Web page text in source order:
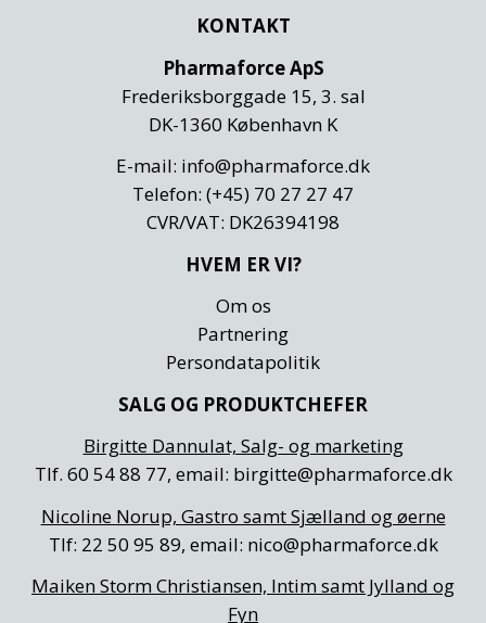
KONTAKT
Pharmaforce ApS
Frederiksborggade 15, 3. sal
DK-1360 København K
E-mail: info@pharmaforce.dk
Telefon: (+45) 70 27 27 47
CVR/VAT: DK26394198
HVEM ER VI?
Om os
Partnering
Persondatapolitik
SALG OG PRODUKTCHEFER
Birgitte Dannulat, Salg- og marketing
Tlf. 60 54 88 77, email: birgitte@pharmaforce.dk
Nicoline Norup, Gastro samt Sjælland og øerne
Tlf: 22 50 95 89, email: nico@pharmaforce.dk
Maiken Storm Christiansen, Intim samt Jylland og
Fyn